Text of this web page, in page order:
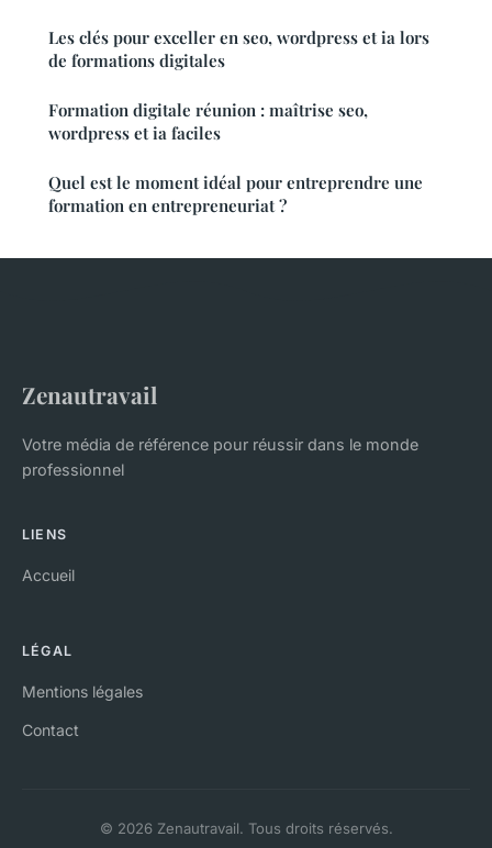
Les clés pour exceller en seo, wordpress et ia lors
de formations digitales
Formation digitale réunion : maîtrise seo,
wordpress et ia faciles
Quel est le moment idéal pour entreprendre une
formation en entrepreneuriat ?
Zenautravail
Votre média de référence pour réussir dans le monde
professionnel
LIENS
Accueil
LÉGAL
Mentions légales
Contact
© 2026 Zenautravail. Tous droits réservés.